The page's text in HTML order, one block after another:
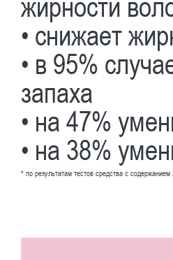
жирности
• снижает
• в 95%
запаха
• на 47%
• на 38%
* по результатам тестов средства с